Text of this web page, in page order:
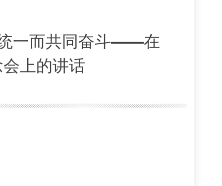
一而共同奋斗——在
上的讲话